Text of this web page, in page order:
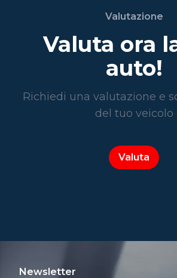
Valutazione
Valuta ora
auto!
Richiedi una valutazione e
del tuo veicolo
Valuta
Newsletter